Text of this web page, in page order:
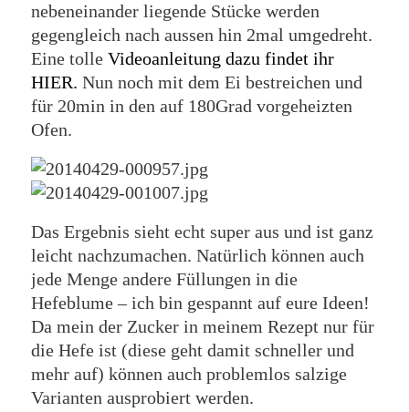
nebeneinander liegende Stücke werden
gegengleich nach aussen hin 2mal umgedreht.
Eine tolle Videoanleitung dazu findet ihr
HIER. Nun noch mit dem Ei bestreichen und
für 20min in den auf 180Grad vorgeheizten
Ofen.
Das Ergebnis sieht echt super aus und ist ganz
leicht nachzumachen. Natürlich können auch
jede Menge andere Füllungen in die
Hefeblume – ich bin gespannt auf eure Ideen!
Da mein der Zucker in meinem Rezept nur für
die Hefe ist (diese geht damit schneller und
mehr auf) können auch problemlos salzige
Varianten ausprobiert werden.